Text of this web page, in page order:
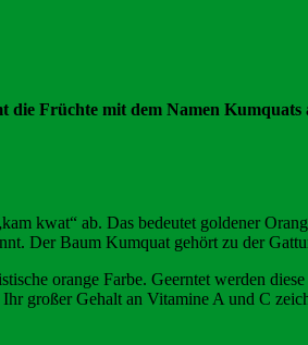
Früchte mit dem Namen
kwat“ ab. Das bedeutet goldener
Der Baum Kumquat gehört zu der
orange Farbe. Geerntet werden
großer Gehalt an Vitamine A und C